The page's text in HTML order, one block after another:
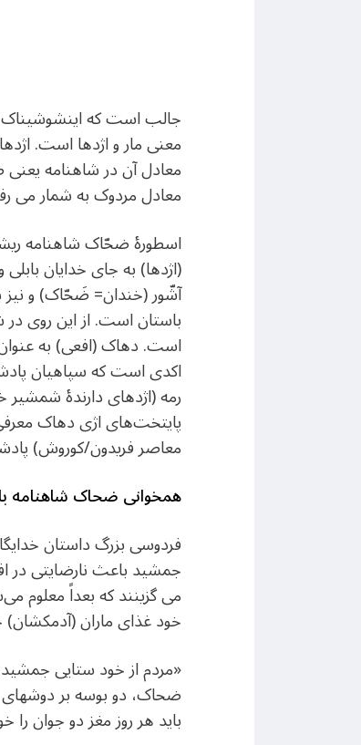
جالب است که
معنی مار و اژدها است.
معادل آن در شاهنامه
معادل مردوک به شمار می
اسطورهٔ ضحّاک شاهنامه
(اژدها) به جای خدایان
آشّور (خندان= ضَحّاک) و نیز
باستان است. از این روی
است. دهاک (افعی) به
اکدی است که سپاهیان
رمه (اژدهای دارندهٔ
پایتخت‌های اژی دهاک
معاصر فریدون/کوروش)
همخوانی ضحاک شاهنامه
فردوسی بزرگ داستان
جمشید باعث نارضایتی در
می گزینند که بعداً معلوم
خود غذای ماران (آدمکشان)
«مردم از خود ستایی
ضحاک، دو بوسه بر
باید هر روز مغز دو جوان را